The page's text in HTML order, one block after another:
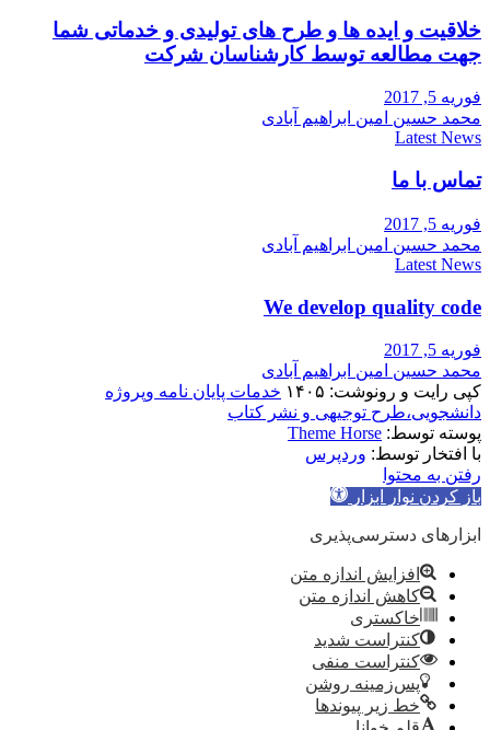
خلاقیت و ایده ها و طرح های تولیدی و خدماتی شما
جهت مطالعه توسط کارشناسان شرکت
فوریه 5, 2017
محمد حسین امین ابراهیم آبادی
Latest News
تماس با ما
فوریه 5, 2017
محمد حسین امین ابراهیم آبادی
Latest News
We develop quality code
فوریه 5, 2017
محمد حسین امین ابراهیم آبادی
کپی رایت و رونوشت: ۱۴۰۵
خدمات پایان نامه وپروژه
دانشجویی،طرح توجیهی و نشر کتاب
پوسته توسط: Theme Horse
با افتخار توسط: وردپرس
رفتن به محتوا
باز کردن نوار ابزار
ابزارهای دسترسی‌پذیری
افزایش اندازه متن
کاهش اندازه متن
خاکستری
کنتراست شدید
کنتراست منفی
پس‌زمینه روشن
خط زیر پیوندها